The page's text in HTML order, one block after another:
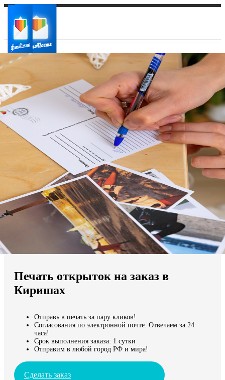
Ваш город:
Ваш регион доставки
Выберите из списка:
Мы доставляем по всему миру
Продолжить без города
Печать открыток на заказ в
Киришах
Отправь в печать за пару кликов!
Согласования по электронной почте. Отвечаем за 24
часа!
Срок выполнения заказа: 1 сутки
Отправим в любой город РФ и мира!
Сделать заказ